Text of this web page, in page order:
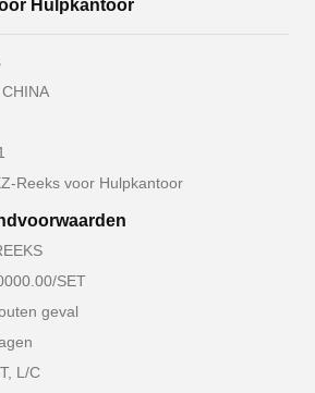
Hulpkantoor
Reeks voor Hulpkantoor
SET
geval
L/C